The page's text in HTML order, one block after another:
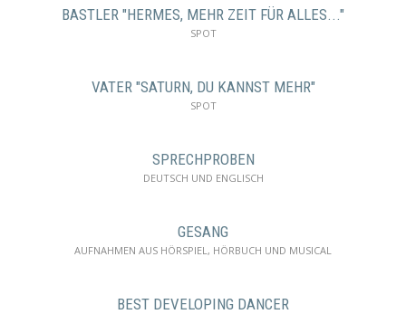
BASTLER "HERMES, MEHR ZEIT FÜR ALLES..."
SPOT
VATER "SATURN, DU KANNST MEHR"
SPOT
SPRECHPROBEN
DEUTSCH UND ENGLISCH
GESANG
AUFNAHMEN AUS HÖRSPIEL, HÖRBUCH UND MUSICAL
BEST DEVELOPING DANCER